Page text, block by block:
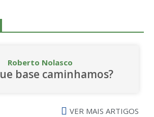
Roberto Nolasco
base caminhamos?
VER MAIS ARTIGOS